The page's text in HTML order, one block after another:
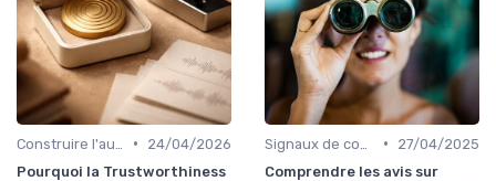
•
24/04/2026
Pourquoi la Trustworthiness
•
27/04/2025
Comprendre les avis sur